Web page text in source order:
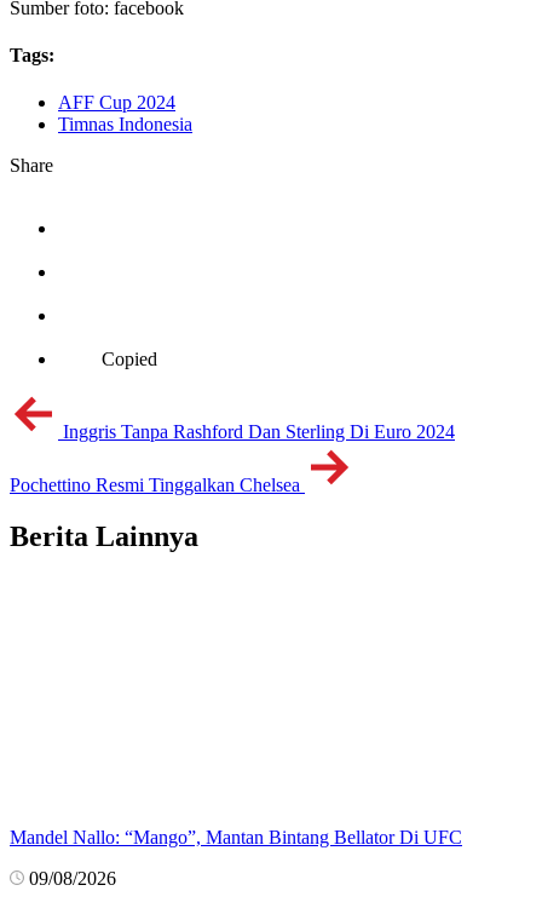
Sumber foto: facebook
Tags:
AFF Cup 2024
Timnas Indonesia
Share
Copied
Inggris Tanpa Rashford Dan Sterling Di Euro 2024
Pochettino Resmi Tinggalkan Chelsea
Berita Lainnya
Mandel Nallo: “Mango”, Mantan Bintang Bellator Di UFC
09/08/2026